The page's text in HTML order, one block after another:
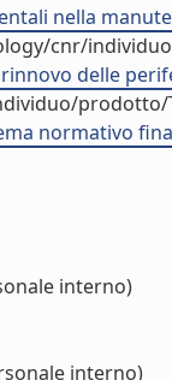
nella
cnr/
delle
prodotto/
normativo
interno)
interno)